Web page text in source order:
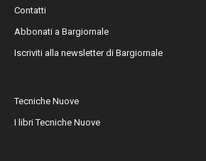
Contatti
Abbonati a Bargiornale
Iscriviti alla newsletter di Bargiornale
Tecniche Nuove
I libri Tecniche Nuove